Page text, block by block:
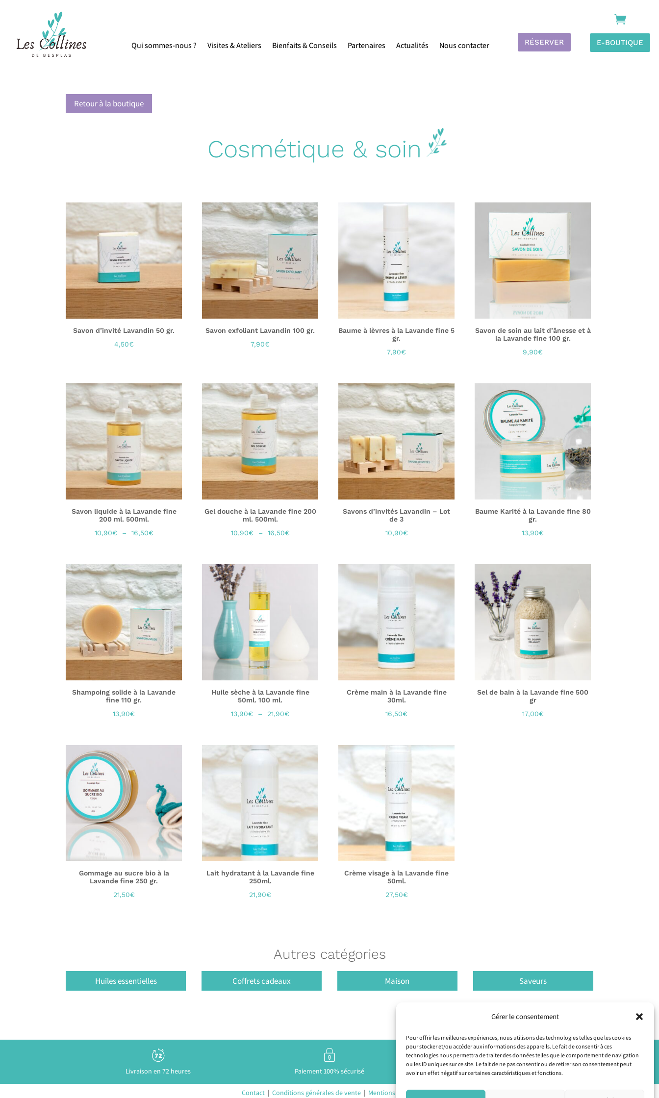
Gérer le consentement
Pour offrir les meilleures expériences, nous utilisons des technologies telles que les cookies
pour stocker et/ou accéder aux informations des appareils. Le fait de consentir à ces
technologies nous permettra de traiter des données telles que le comportement de navigation
ou les ID uniques sur ce site. Le fait de ne pas consentir ou de retirer son consentement peut
avoir un effet négatif sur certaines caractéristiques et fonctions.
Qui sommes-nous ? Visites & Ateliers Bienfaits & Conseils Partenaires Actualités Nous contacter RÉSERVER

E-BOUTIQUE
Retour à la boutique
Cosmétique & soin
Savon d’invité Lavandin 50 gr.
4,50€
Savon exfoliant Lavandin 100 gr.
7,90€
Baume à lèvres à la Lavande fine 5
gr.
7,90€
Savon de soin au lait d’ânesse et à
la Lavande fine 100 gr.
9,90€
Savon liquide à la Lavande fine
200 ml. 500ml.
10,90€ – 16,50€Plage
10,90€
à
16,50€
Gel douche à la Lavande fine 200
ml. 500ml.
10,90€ – 16,50€Plage
Savons d’invités Lavandin – Lot
de 3
10,90€
Baume Karité à la Lavande fine 80
gr.
13,90€
Shampoing solide à la Lavande
fine 110 gr.
13,90€
Huile sèche à la Lavande fine
50ml. 100 ml.
13,90€ – 21,90€
13,90€
Crème main à la Lavande fine
30ml.
16,50€
Sel de bain à la Lavande fine 500
gr
17,00€
Gommage au sucre bio à la
Lavande fine 250 gr.
21,50€
Lait hydratant à la Lavande fine
250ml.
21,90€
Crème visage à la Lavande fine
50ml.
27,50€
Autres catégories
Huiles essentielles Coffrets cadeaux Maison Saveurs
Livraison en 72 heures Paiement 100% sécurisé Livraison gratuite dès 50€
Contact | Conditions générales de vente | Mentions légales